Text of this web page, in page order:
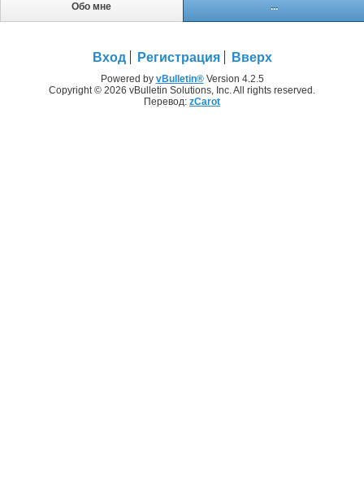
Обо мне ...
Вход Регистрация Вверх
Powered by vBulletin®Version 4.2.5
Copyright © 2026 vBulletin Solutions, Inc. All rights reserved.
Перевод: zCarot